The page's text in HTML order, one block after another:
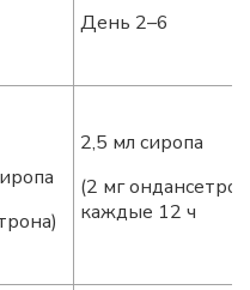
День 2–6
2,5 мл сиропа
(2 мг
каждые 12 ч